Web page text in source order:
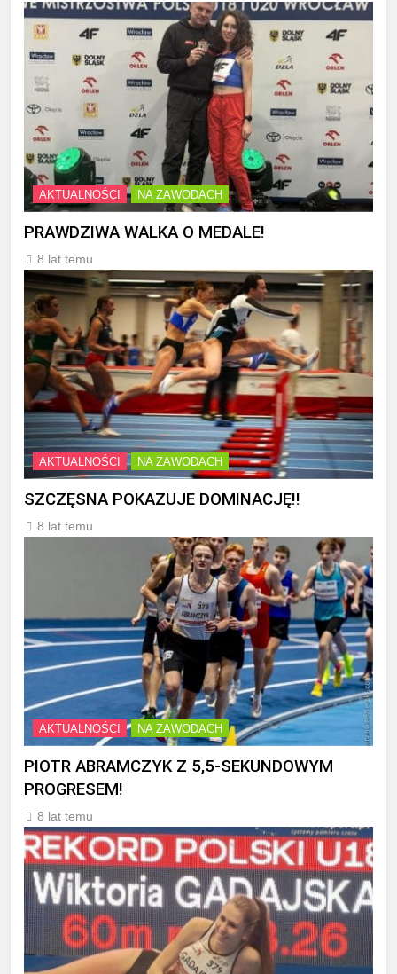
AKTUALNOŚCI NA ZAWODACH
PRAWDZIWA WALKA O MEDALE!
8 lat temu
AKTUALNOŚCI NA ZAWODACH
SZCZĘSNA POKAZUJE DOMINACJĘ!!
8 lat temu
AKTUALNOŚCI NA ZAWODACH
PIOTR ABRAMCZYK Z 5,5-SEKUNDOWYM
PROGRESEM!
8 lat temu